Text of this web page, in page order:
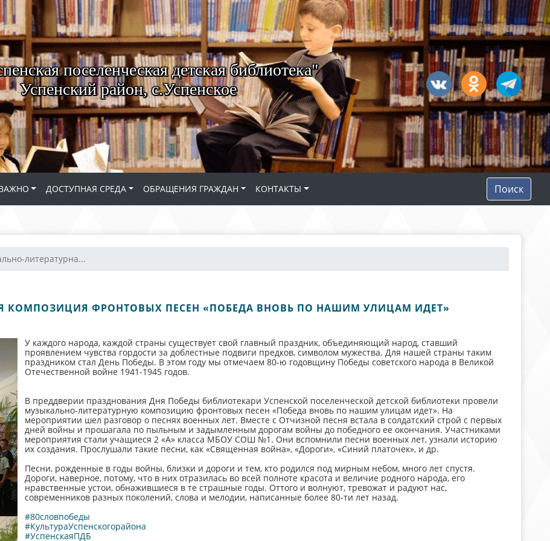
поселенческая детская библиотека"
Успенский район, с.Успенское
ДОСТУПНАЯ СРЕДА ОБРАЩЕНИЯ ГРАЖДАН КОНТАКТЫ Поиск
литературна...
КОМПОЗИЦИЯ ФРОНТОВЫХ ПЕСЕН «ПОБЕДА ВНОВЬ ПО НАШИМ УЛИЦАМ ИДЕТ»
У каждого народа, каждой страны существует свой главный праздник, объединяющий народ, ставший
проявлением чувства гордости за доблестные подвиги предков, символом мужества. Для нашей страны таким
праздником стал День Победы. В этом году мы отмечаем 80-ю годовщину Победы советского народа в Великой
Отечественной войне 1941-1945 годов.
В преддверии празднования Дня Победы библиотекари Успенской поселенческой детской библиотеки провели
музыкально-литературную композицию фронтовых песен «Победа вновь по нашим улицам идет». На
мероприятии шел разговор о песнях военных лет. Вместе с Отчизной песня встала в солдатский строй с первых
дней войны и прошагала по пыльным и задымленным дорогам войны до победного ее окончания. Участниками
мероприятия стали учащиеся 2 «А» класса МБОУ СОШ №1. Они вспомнили песни военных лет, узнали историю
их создания. Прослушали такие песни, как «Священная война», «Дороги», «Синий платочек», и др.
Песни, рожденные в годы войны, близки и дороги и тем, кто родился под мирным небом, много лет спустя.
Дороги, наверное, потому, что в них отразилась во всей полноте красота и величие родного народа, его
нравственные устои, обнажившиеся в те страшные годы. Оттого и волнуют, тревожат и радуют нас,
современников разных поколений, слова и мелодии, написанные более 80-ти лет назад.
#80словпобеды
#КультураУспенскогорайона
#УспенскаяПДБ